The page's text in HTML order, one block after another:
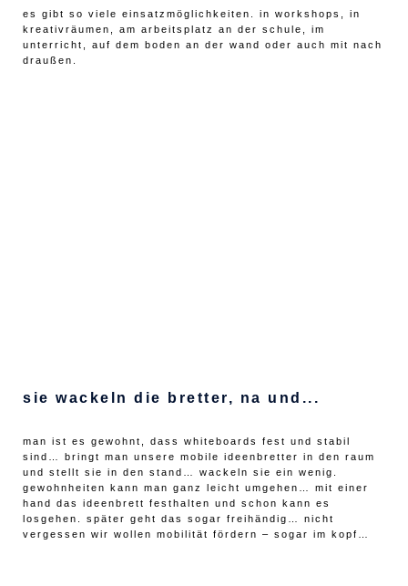
es gibt so viele einsatzmöglichkeiten. in workshops, in
kreativräumen, am arbeitsplatz an der schule, im
unterricht, auf dem boden an der wand oder auch mit nach
draußen.
sie wackeln die bretter, na und...
man ist es gewohnt, dass whiteboards fest und stabil
sind… bringt man unsere mobile ideenbretter in den raum
und stellt sie in den stand… wackeln sie ein wenig.
gewohnheiten kann man ganz leicht umgehen… mit einer
hand das ideenbrett festhalten und schon kann es
losgehen. später geht das sogar freihändig… nicht
vergessen wir wollen mobilität fördern – sogar im kopf…